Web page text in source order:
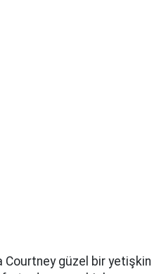
Courtney güzel bir yetişkin